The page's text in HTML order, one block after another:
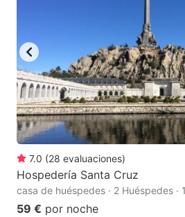
7.0 (28 evaluaciones)
Hospedería Santa Cruz
casa de huéspedes · 2 Huéspedes ·
59 € por noche